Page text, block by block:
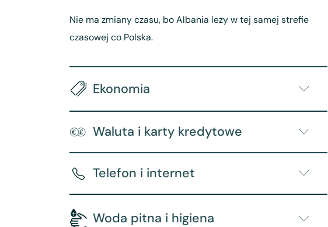
Nie ma zmiany czasu, bo Albania leży w tej samej strefie
czasowej co Polska.
Ekonomia
Waluta i karty kredytowe
Telefon i internet
Woda pitna i higiena